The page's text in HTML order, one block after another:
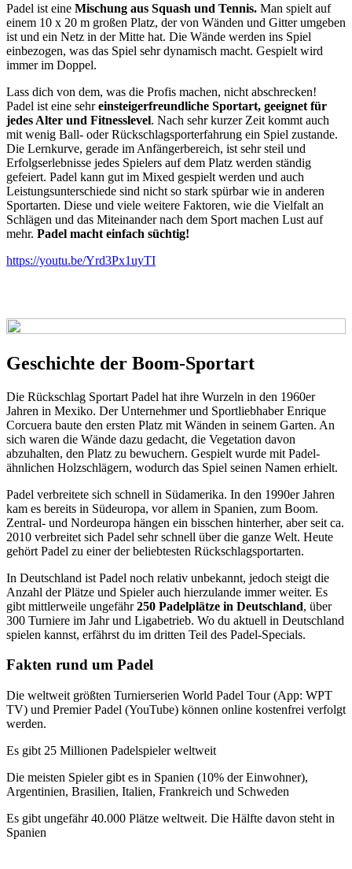
Padel ist eine Mischung aus Squash und Tennis. Man spielt auf
einem 10 x 20 m großen Platz, der von Wänden und Gitter umgeben
ist und ein Netz in der Mitte hat. Die Wände werden ins Spiel
einbezogen, was das Spiel sehr dynamisch macht. Gespielt wird
immer im Doppel.
Lass dich von dem, was die Profis machen, nicht abschrecken!
Padel ist eine sehreinsteigerfreundliche Sportart, geeignet für
jedes Alter und Fitnesslevel. Nach sehr kurzer Zeit kommt auch
mit wenig Ball- oder Rückschlagsporterfahrung ein Spiel zustande.
Die Lernkurve, gerade im Anfängerbereich, ist sehr steil und
Erfolgserlebnisse jedes Spielers auf dem Platz werden ständig
gefeiert. Padel kann gut im Mixed gespielt werden und auch
Leistungsunterschiede sind nicht so stark spürbar wie in anderen
Sportarten. Diese und viele weitere Faktoren, wie die Vielfalt an
Schlägen und das Miteinander nach dem Sport machen Lust auf
mehr. Padel macht einfach süchtig!
https://youtu.be/Yrd3Px1uyTI
Geschichte der Boom-Sportart
Die Rückschlag Sportart Padel hat ihre Wurzeln in den 1960er
Jahren in Mexiko. Der Unternehmer und Sportliebhaber Enrique
Corcuera baute den ersten Platz mit Wänden in seinem Garten. An
sich waren die Wände dazu gedacht, die Vegetation davon
abzuhalten, den Platz zu bewuchern. Gespielt wurde mit Padel-
ähnlichen Holzschlägern, wodurch das Spiel seinen Namen erhielt.
Padel verbreitete sich schnell in Südamerika. In den 1990er Jahren
kam es bereits in Südeuropa, vor allem in Spanien, zum Boom.
Zentral- und Nordeuropa hängen ein bisschen hinterher, aber seit ca.
2010 verbreitet sich Padel sehr schnell über die ganze Welt. Heute
gehört Padel zu einer der beliebtesten Rückschlagsportarten.
In Deutschland ist Padel noch relativ unbekannt, jedoch steigt die
Anzahl der Plätze und Spieler auch hierzulande immer weiter. Es
gibt mittlerweile ungefähr250 Padelplätze in Deutschland, über
300 Turniere im Jahr und Ligabetrieb. Wo du aktuell in Deutschland
spielen kannst, erfährst du im dritten Teil des Padel-Specials.
Fakten rund um Padel
Die weltweit größten Turnierserien World Padel Tour (App: WPT
TV) und Premier Padel (YouTube) können online kostenfrei verfolgt
werden.
Es gibt 25 Millionen Padelspieler weltweit
Die meisten Spieler gibt es in Spanien (10% der Einwohner),
Argentinien, Brasilien, Italien, Frankreich und Schweden
Es gibt ungefähr 40.000 Plätze weltweit. Die Hälfte davon steht in
Spanien